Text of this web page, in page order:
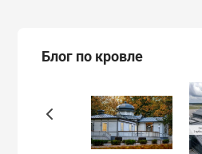
Блог по кровле